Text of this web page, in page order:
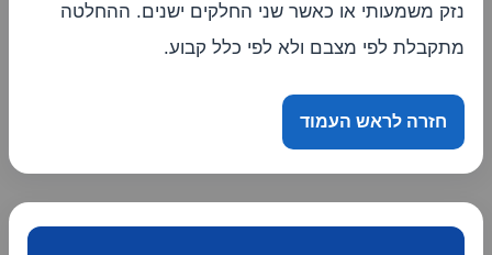
נזק משמעותי או כאשר שני החלקים ישנים. ההחלטה
מתקבלת לפי מצבם ולא לפי כלל קבוע.
חזרה לראש העמוד